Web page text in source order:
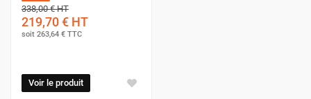
338,00 €HT
219,70 € HT
soit 263,64 € TTC
Voir le produit